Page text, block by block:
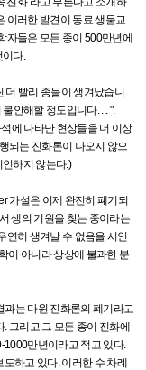
이러한 발견이 동료 생물교
자들은 모든 종이500만년에
이다.
빨리 종들이 생겨났습니
불안해할 정도입니다. ... ".
에 나타난 현상들을 더 이상
되는 진화론이 나오지 않으
하지 않는다.)
가설은 이제 완전히 폐기되
생의 기원을 찾는 중이라는
연히 생겨날 수 없음을 시인
이 아니라 상상에 불과한 분
과는 다윈 진화론의 폐기라고
. 그리고 그 모든 종이 진화에
1000만년이라고 적고 있다.
도하고 있다.이러한 수 차례